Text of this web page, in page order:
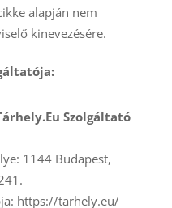
alapján nem
kinevezésére.
Szolgáltató
1144 Budapest,
https://tarhely.eu/